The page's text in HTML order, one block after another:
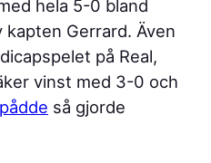
hela 5-0 bland
Gerrard. Även
på Real,
vinst med 3-0 och
så gjorde